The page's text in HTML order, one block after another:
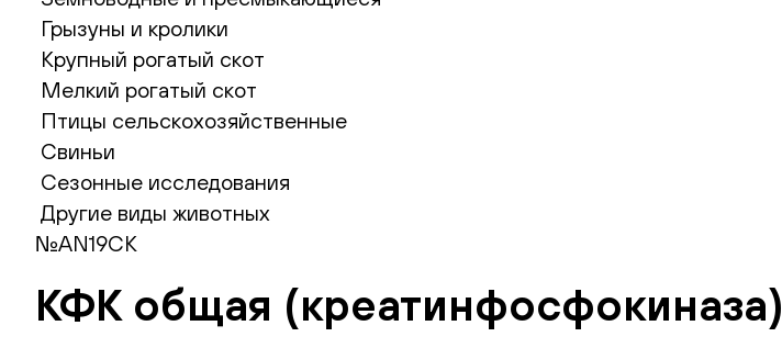
Грызуны и кролики
Крупный рогатый скот
Мелкий рогатый скот
Птицы сельскохозяйственные
Свиньи
Сезонные исследования
Другие виды животных
№AN19CK
КФК общая (креатинфосфокиназа)